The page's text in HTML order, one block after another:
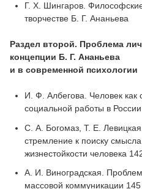
Г. Х. Шингаров.
творчестве Б. Г. Ананьева
Раздел второй. Проблема
концепции Б. Г. Ананьева
и в современной психологии
И. Ф. Албегова. Человек как
социальной работы в
С. А. Богомаз, Т. Е.
стремление к поиску
жизнестойкости человека
А. И. Виноградская.
массовой коммуникации 145